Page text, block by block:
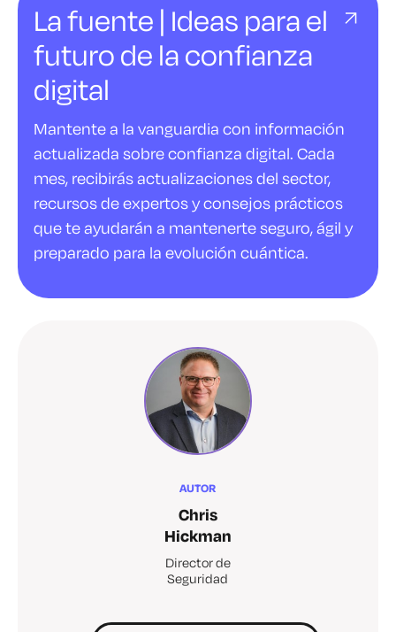
La fuente | Ideas para el
futuro de la confianza
digital
Mantente a la vanguardia con información
actualizada sobre confianza digital. Cada
mes, recibirás actualizaciones del sector,
recursos de expertos y consejos prácticos
que te ayudarán a mantenerte seguro, ágil y
preparado para la evolución cuántica.
AUTOR
Chris
Hickman
Director de
Seguridad